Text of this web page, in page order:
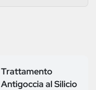
Trattamento
Antigoccia al Silicio